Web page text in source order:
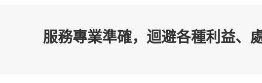
服務專業準確，迴避各種利益、